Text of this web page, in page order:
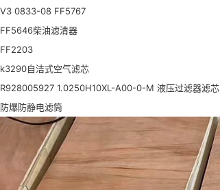
V3 0833-08 FF5767
FF5646柴油滤清器
FF2203
k3290自洁式空气滤芯
R928005927 1.0250H10XL-A00-0-M 液压过滤器滤芯
防爆防静电滤筒